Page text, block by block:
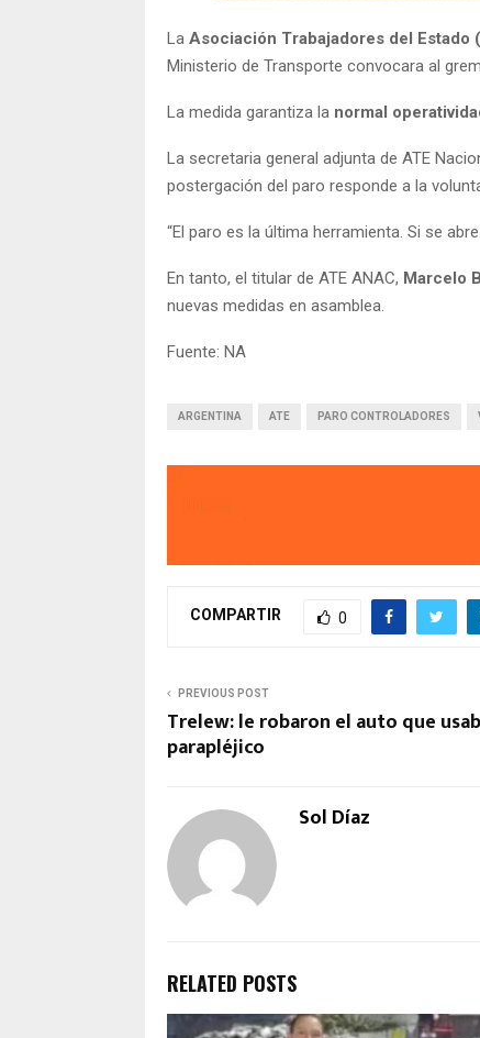
La Asociación Trabajadores del Estado
Ministerio de Transporte convocara al
La medida garantiza la normal
La secretaria general adjunta de ATE
postergación del paro responde a la
“El paro es la última herramienta. Si se
En tanto, el titular de ATE ANAC, Marcelo
nuevas medidas en asamblea.
Fuente: NA
ARGENTINA ATE PARO CONTROLADORES
COMPARTIR 0
PREVIOUS POST
Trelew: le robaron el auto que
parapléjico
Sol Díaz
RELATED POSTS